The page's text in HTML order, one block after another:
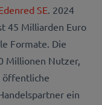
SE. 2024
45 Milliarden Euro
Formate. Die
Millionen Nutzer,
öffentliche
ein